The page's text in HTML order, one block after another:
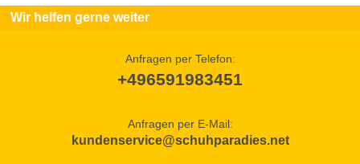
Wir helfen gerne weiter
Anfragen per Telefon:
+496591983451
Anfragen per E-Mail:
kundenservice@schuhparadies.net